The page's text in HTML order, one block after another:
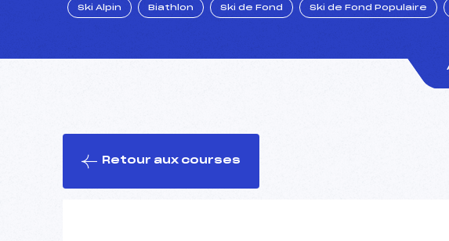
Ski Alpin Biathlon Ski de Fond Ski de Fond Populaire
Retour aux courses